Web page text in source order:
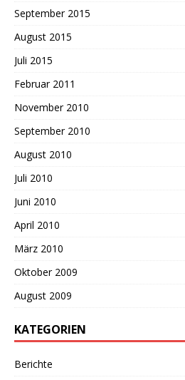
September 2015
August 2015
Juli 2015
Februar 2011
November 2010
September 2010
August 2010
Juli 2010
Juni 2010
April 2010
März 2010
Oktober 2009
August 2009
KATEGORIEN
Berichte